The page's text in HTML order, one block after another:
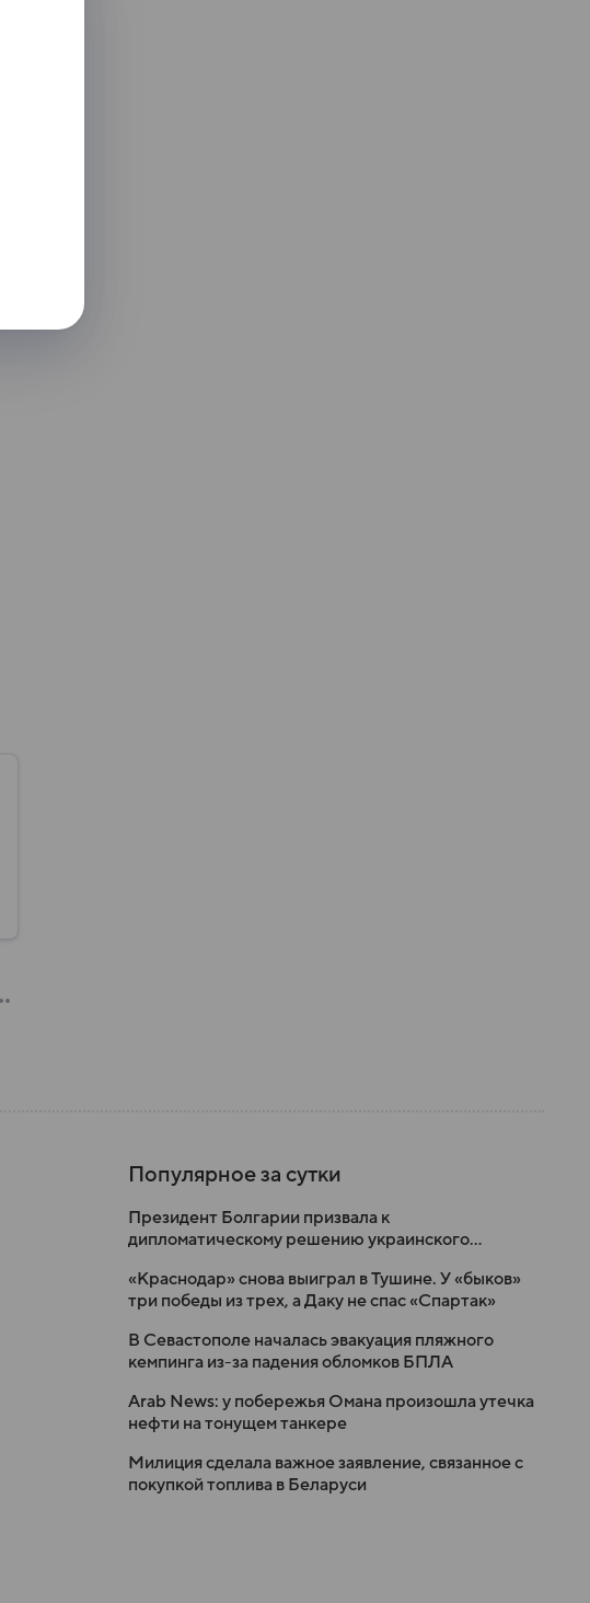
Популярное за сутки
Президент Болгарии призвала к
дипломатическому решению украинского
«Краснодар» снова выиграл в Тушине. У «быков»
три победы из трех, а Даку не спас «Спартак»
В Севастополе началась эвакуация пляжного
кемпинга из-за падения обломков БПЛА
Arab News: у побережья Омана произошла утечка
нефти на тонущем танкере
Милиция сделала важное заявление, связанное с
покупкой топлива в Беларуси